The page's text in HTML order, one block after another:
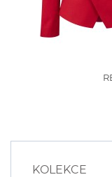
KOLEKCE